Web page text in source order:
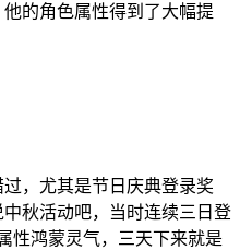
的角色属性得到了大幅提
，尤其是节日庆典登录奖
秋活动吧，当时连续三日登
性鸿蒙灵气，三天下来就是